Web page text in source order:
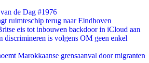
de Dag #1976
ruimteschip terug naar Eindhoven
eis tot inbouwen backdoor in iCloud aan
discrimineren is volgens OM geen enkel
Marokkaanse grensaanval door migranten